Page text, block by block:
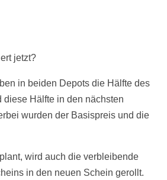
jetzt?
in beiden Depots die Hälfte des
diese Hälfte in den nächsten
wurden der Basispreis und die
wird auch die verbleibende
in den neuen Schein gerollt.